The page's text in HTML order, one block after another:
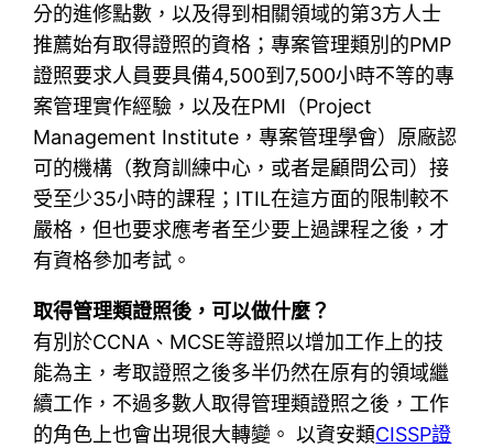
分的進修點數，以及得到相關領域的第3方人士
推薦始有取得證照的資格；專案管理類別的PMP
證照要求人員要具備4,500到7,500小時不等的專
案管理實作經驗，以及在PMI（Project
Management Institute，專案管理學會）原廠認
可的機構（教育訓練中心，或者是顧問公司）接
受至少35小時的課程；ITIL在這方面的限制較不
嚴格，但也要求應考者至少要上過課程之後，才
有資格參加考試。
取得管理類證照後，可以做什麼？
有別於CCNA、MCSE等證照以增加工作上的技
能為主，考取證照之後多半仍然在原有的領域繼
續工作，不過多數人取得管理類證照之後，工作
的角色上也會出現很大轉變。 以資安類CISSP證